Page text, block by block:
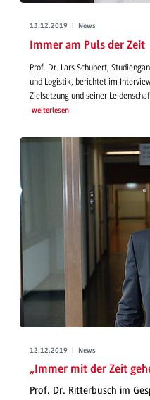
13.12.2019 | News
Immer am Puls der Zeit
Prof. Dr. Lars Schubert,
und Logistik, berichtet im
Zielsetzung und seiner
weiterlesen
12.12.2019 | News
„Immer mit der Zeit
Prof. Dr. Ritterbusch im